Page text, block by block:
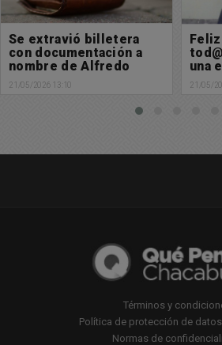
Feliz jueves para
tod@s: Les deseamos
una excelente jornada
21/05/2026 08:43
Se
con
20/05/
Términos y
Política de protección de
Normas de